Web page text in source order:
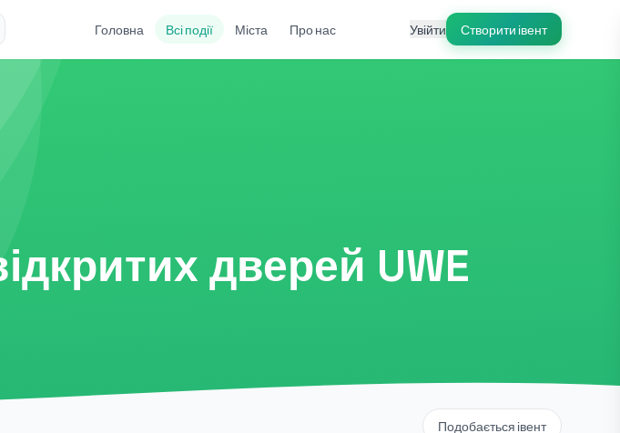
Головна Всі події Міста Про нас Увійти Створити івент
дверей UWE
Подобається івент